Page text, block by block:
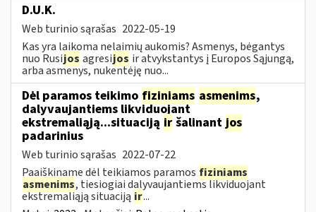
D.U.K.
Web turinio sąrašas 2022-05-19
Kas yra laikoma nelaimių aukomis? Asmenys, bėgantys
nuo Rusijos agresijos ir atvykstantys į Europos Sąjungą,
arba asmenys, nukentėję nuo...
Dėl paramos teikimo fiziniams asmenims,
dalyvaujantiems likviduojant
ekstremaliąją...situaciją ir šalinant jos
padarinius
Web turinio sąrašas 2022-07-22
Paaiškiname dėl teikiamos paramos fiziniams
asmenims, tiesiogiai dalyvaujantiems likviduojant
ekstremaliąją situaciją ir...